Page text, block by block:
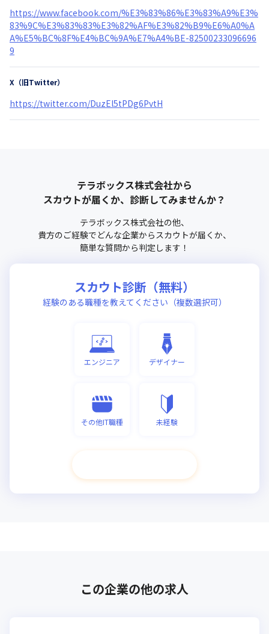
https://www.facebook.com/%E3%83%86%E3%83%A9%E3%
83%9C%E3%83%83%E3%82%AF%E3%82%B9%E6%A0%A
A%E5%BC%8F%E4%BC%9A%E7%A4%BE-82500233096696
9
X（旧Twitter）
https://twitter.com/DuzEl5tPDg6PvtH
テラボックス株式会社から
スカウトが届くか、診断してみませんか？
テラボックス株式会社の他、
貴方のご経験でどんな企業からスカウトが届くか、
簡単な質問から判定します！
スカウト診断（無料）
経験のある職種を教えてください（複数選択可）
エンジニア デザイナー
その他IT職種 未経験
この企業の他の求人